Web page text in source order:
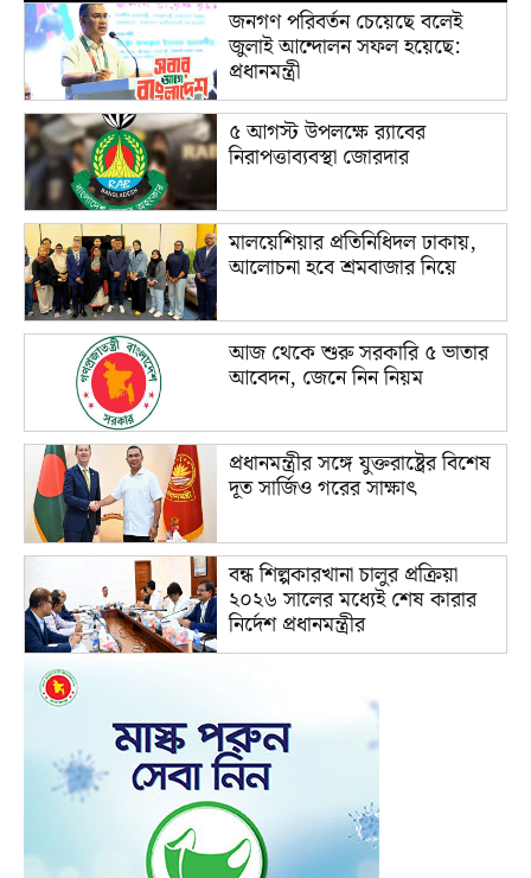
জনগণ পরিবর্তন চেয়েছে বলেই
জুলাই আন্দোলন সফল হয়েছে:
প্রধানমন্ত্রী
৫ আগস্ট উপলক্ষে র‌্যাবের
নিরাপত্তাব্যবস্থা জোরদার
মালয়েশিয়ার প্রতিনিধিদল ঢাকায়,
আলোচনা হবে শ্রমবাজার নিয়ে
আজ থেকে শুরু সরকারি ৫ ভাতার
আবেদন, জেনে নিন নিয়ম
প্রধানমন্ত্রীর সঙ্গে যুক্তরাষ্ট্রের বিশেষ
দূত সার্জিও গরের সাক্ষাৎ
বন্ধ শিল্পকারখানা চালুর প্রক্রিয়া
২০২৬ সালের মধ্যেই শেষ কারার
নির্দেশ প্রধানমন্ত্রীর